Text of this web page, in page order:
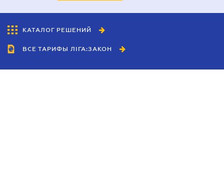
КАТАЛОГ РЕШЕНИЙ
ВСЕ ТАРИФЫ ЛІГА:ЗАКОН